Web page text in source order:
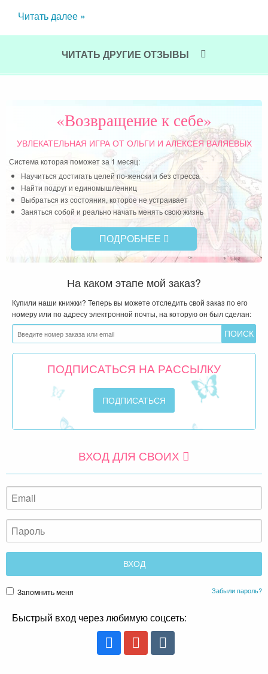
Читать далее »
ЧИТАТЬ ДРУГИЕ ОТЗЫВЫ
«Возвращение к себе»
УВЛЕКАТЕЛЬНАЯ ИГРАОТ ОЛЬГИ И АЛЕКСЕЯ ВАЛЯЕВЫХ
Система которая поможет за 1 месяц:
Научиться достигать целей по-женски и без стресса
Найти подруг и единомышленниц
Выбраться из состояния, которое не устраивает
Заняться собой и реально начать менять свою жизнь
ПОДРОБНЕЕ
На каком этапе мой заказ?
Купили наши книжки? Теперь вы можете отследить свой заказ по его
номеру или по адресу электронной почты, на которую он был сделан:
ПОДПИСАТЬСЯ НА РАССЫЛКУ
ВХОД ДЛЯ СВОИХ
Запомнить меня Забыли пароль?
Быстрый вход через любимую соцсеть: